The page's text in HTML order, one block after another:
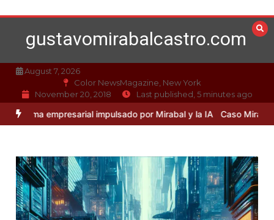
to
contentgustavomirabalcastro.com
August 7, 2026
Color NewsMagazine, New York
November 20, 2018
Last published, 5 minutes ago
empresarial impulsado por Mirabal y la IA Caso Mirabal: La